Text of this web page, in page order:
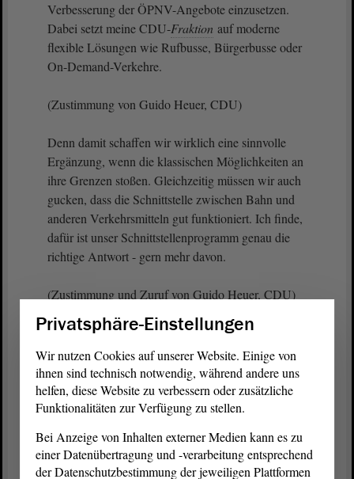
Verbesserung der ÖPNV-Angebote einzusetzen.
Dabei setzt meine CDU-Fraktion auf moderne
flexible Lösungen wie Rufbusse, Bürgerbusse oder
On-Demand-Verkehre.
(Zustimmung von Guido Heuer, CDU)
Denn damit schaffen wir wirklich eine sinnvolle
Ergänzung, wenn die klassischen Möglichkeiten an
ihre Grenzen stoßen. Gleichzeitig müssen wir auch
gucken, dass die Schnittstelle zwischen Bahn und
anderen Verkehrsmitteln gut funktioniert. Ich finde,
dafür ist unser Schnittstellenprogramm genau die
richtige Antwort - gern mehr davon.
(Zustimmung und Zuruf von Guido Heuer, CDU)
- Genau, wir haben auch einen in Weißenfels; das
kann ich nur begrüßen.
Gute Mobilität bedeutet nicht nur günstige Tarife,
sondern vor allem ein verlässliches und
dafür ein, dass junge Menschen unabhängig und
preiswert zu ihrem Wohnort, zu Ausbildungsorten
Privatsphäre-Einstellungen
Wir nutzen Cookies auf unserer Website. Einige von
ihnen sind technisch notwendig, während andere uns
helfen, diese Website zu verbessern oder zusätzliche
Funktionalitäten zur Verfügung zu stellen.
Bei Anzeige von Inhalten externer Medien kann es zu
einer Datenübertragung und -verarbeitung entsprechend
der Datenschutzbestimmung der jeweiligen Plattformen